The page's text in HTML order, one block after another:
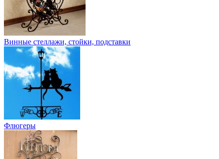
Винные стеллажи, стойки, подставки
Флюгеры